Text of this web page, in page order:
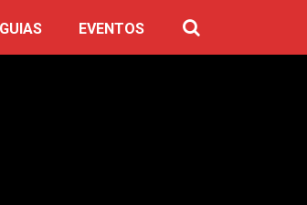
GUIAS EVENTOS